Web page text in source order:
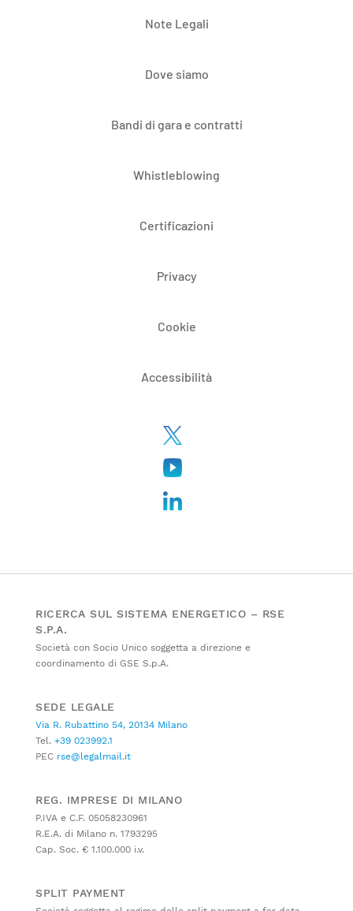
Note Legali
Dove siamo
Bandi di gara e contratti
Whistleblowing
Certificazioni
Privacy
Cookie
Accessibilità
RICERCA SUL SISTEMA ENERGETICO – RSE
S.P.A.
Società con Socio Unico soggetta a direzione e
coordinamento di GSE S.p.A.
SEDE LEGALE
Via R. Rubattino 54, 20134 Milano
Tel. +39 023992.1
PEC rse@legalmail.it
REG. IMPRESE DI MILANO
P.IVA e C.F. 05058230961
R.E.A. di Milano n. 1793295
Cap. Soc. € 1.100.000 i.v.
SPLIT PAYMENT